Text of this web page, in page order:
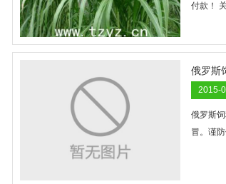
付款！
的物流
系托运
议的朋
俄罗斯
2015-
俄罗斯
冒。谨防